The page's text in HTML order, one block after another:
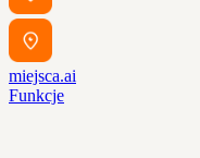
miejsca.ai
Funkcje